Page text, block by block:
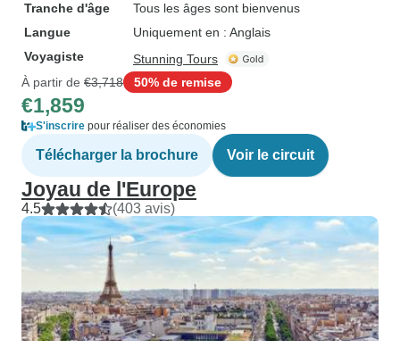
Tranche d'âge
Tous les âges sont bienvenus
Langue
Uniquement en : Anglais
Voyagiste
Stunning Tours
À partir de €3,718 50% de remise
€1,859
S'inscrire pour réaliser des économies
Télécharger la brochure Voir le circuit
Joyau de l'Europe
4.5 (403 avis)